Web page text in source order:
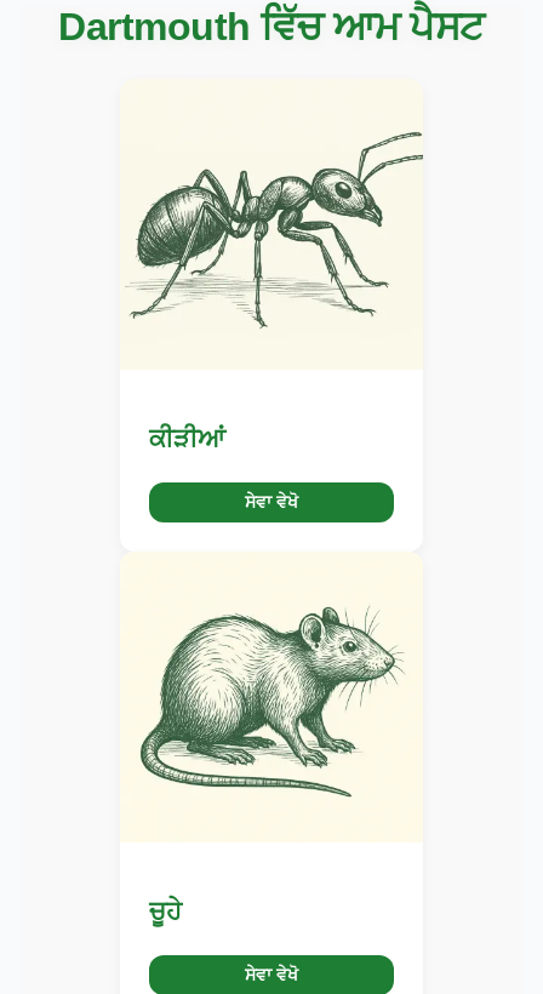
Dartmouth ਵਿੱਚ ਆਮ ਪੈਸਟ
ਕੀੜੀਆਂ
ਸੇਵਾ ਵੇਖੋ
ਚੂਹੇ
ਸੇਵਾ ਵੇਖੋ